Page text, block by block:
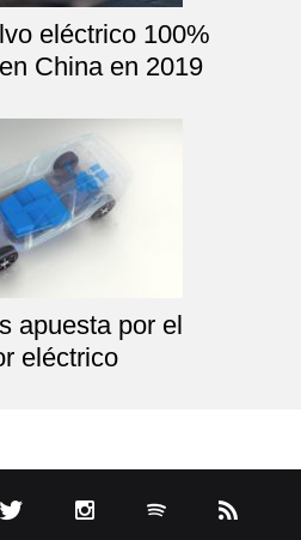
eléctrico 100%
China en 2019
apuesta por el
eléctrico